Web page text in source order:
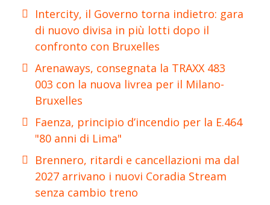
Intercity, il Governo torna indietro: gara
di nuovo divisa in più lotti dopo il
confronto con Bruxelles
Arenaways, consegnata la TRAXX 483
003 con la nuova livrea per il Milano-
Bruxelles
Faenza, principio d’incendio per la E.464
"80 anni di Lima"
Brennero, ritardi e cancellazioni ma dal
2027 arrivano i nuovi Coradia Stream
senza cambio treno